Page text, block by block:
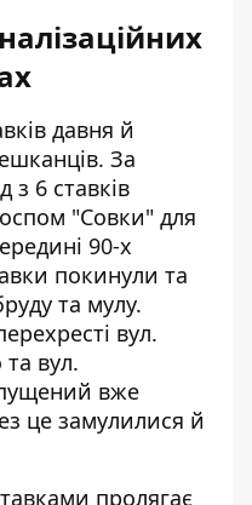
давня й
За
з 6 ставків
"Совки" для
90-х
покинули та
та мулу.
вул.
вул.
вже
це замулилися й
пролягає